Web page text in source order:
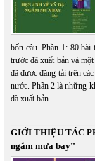
bốn câu. Phần 1: 80
trước đã xuất bản và
đã được đăng tải trên
nước. Phần 2 là những
đã xuất bản.
GIỚI THIỆU TÁC
ngắm mưa bay”